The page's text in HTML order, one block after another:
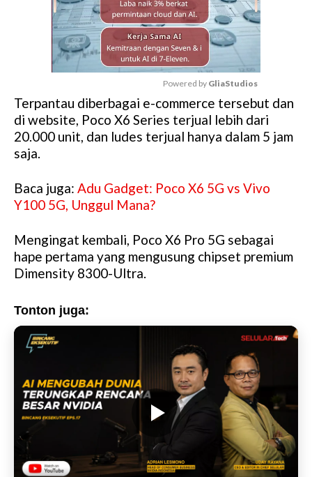
M
u
t
Powered by GliaStudios
Terpantau diberbagai e-commerce tersebut dan
di website, Poco X6 Series terjual lebih dari
20.000 unit, dan ludes terjual hanya dalam 5 jam
saja.
Baca juga: Adu Gadget: Poco X6 5G vs Vivo
Y100 5G, Unggul Mana?
Mengingat kembali, Poco X6 Pro 5G sebagai
hape pertama yang mengusung chipset premium
Dimensity 8300-Ultra.
Tonton juga: